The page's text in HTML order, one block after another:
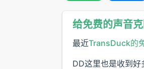
给免费的声音
最近TransDuck的
DD这里也是收到好